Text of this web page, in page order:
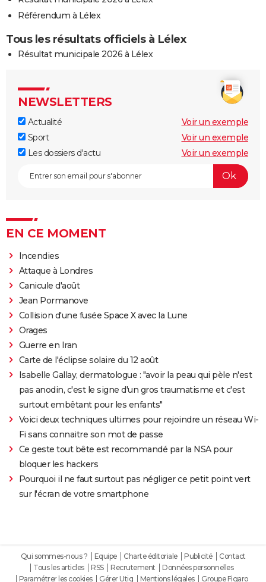
Référendum à Lélex
Tous les résultats officiels à Lélex
Résultat municipale 2026 à Lélex
NEWSLETTERS
Actualité
Voir un exemple
Sport
Voir un exemple
Les dossiers d'actu
Voir un exemple
EN CE MOMENT
Incendies
Attaque à Londres
Canicule d'août
Jean Pormanove
Collision d'une fusée Space X avec la Lune
Orages
Guerre en Iran
Carte de l'éclipse solaire du 12 août
Isabelle Gallay, dermatologue : "avoir la peau qui pèle n'est
pas anodin, c'est le signe d'un gros traumatisme et c'est
surtout embêtant pour les enfants"
Voici deux techniques ultimes pour rejoindre un réseau Wi-
Fi sans connaitre son mot de passe
Ce geste tout bête est recommandé par la NSA pour
bloquer les hackers
Pourquoi il ne faut surtout pas négliger ce petit point vert
sur l'écran de votre smartphone
Qui sommes-nous ? Equipe Charte éditoriale Publicité
Contact
Tous les articles
RSS Recrutement
Données personnelles
Paramétrer les cookies
Gérer Utiq Mentions légales Groupe Figaro